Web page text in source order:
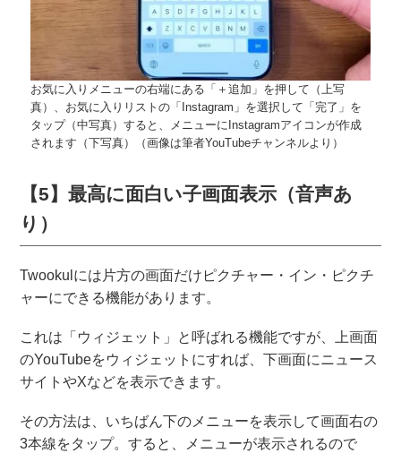
お気に入りメニューの右端にある「＋追加」を押して（上写
真）、お気に入りリストの「Instagram」を選択して「完了」を
タップ（中写真）すると、メニューにInstagramアイコンが作成
されます（下写真）（画像は筆者YouTubeチャンネルより）
【5】最高に面白い子画面表示（音声あ
り）
Twookulには片方の画面だけピクチャー・イン・ピクチ
ャーにできる機能があります。
これは「ウィジェット」と呼ばれる機能ですが、上画面
のYouTubeをウィジェットにすれば、下画面にニュース
サイトやXなどを表示できます。
その方法は、いちばん下のメニューを表示して画面右の
3本線をタップ。すると、メニューが表示されるので